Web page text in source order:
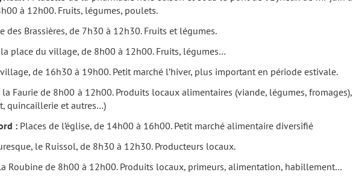
à 12h00. Fruits, légumes, poulets.
des Brassières, de 7h30 à 12h30. Fruits et légumes.
place du village, de 8h00 à 12h00. Fruits, légumes…
de 16h30 à 19h00. Petit marché l’hiver, plus important en période estivale.
la Faurie de 8h00 à 12h00. Produits locaux alimentaires (viande, légumes, fromages),
quincaillerie et autres…)
: Places de l’église, de 14h00 à 16h00. Petit marché alimentaire diversifié
le Ruissol, de 8h30 à 12h30. Producteurs locaux.
Roubine de 8h00 à 12h00. Produits locaux, primeurs, alimentation, habillement…